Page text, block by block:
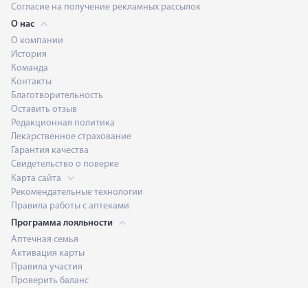
Согласие на получение рекламных рассылок
О нас
О компании
История
Команда
Контакты
Благотворительность
Оставить отзыв
Редакционная политика
Лекарственное страхование
Гарантия качества
Свидетельство о поверке
Карта сайта
Рекомендательные технологии
Правила работы с аптеками
Программа лояльности
Аптечная семья
Активация карты
Правила участия
Проверить баланс